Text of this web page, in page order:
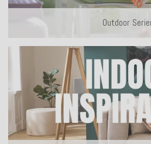
Outdoor